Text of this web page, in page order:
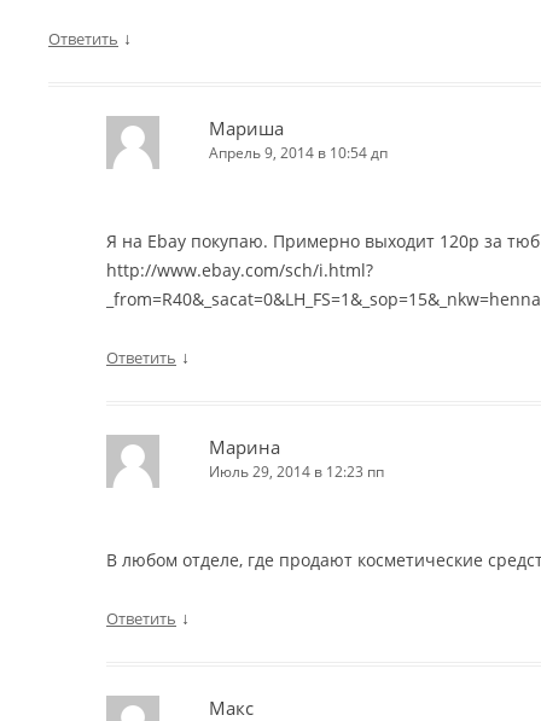
Ответить ↓
Мариша
Апрель 9, 2014 в 10:54 дп
Я на Ebay покупаю. Примерно выходит 120р за
http://www.ebay.com/sch/i.html?
Ответить ↓
Марина
Июль 29, 2014 в 12:23 пп
В любом отделе, где продают косметические
Ответить ↓
Макс